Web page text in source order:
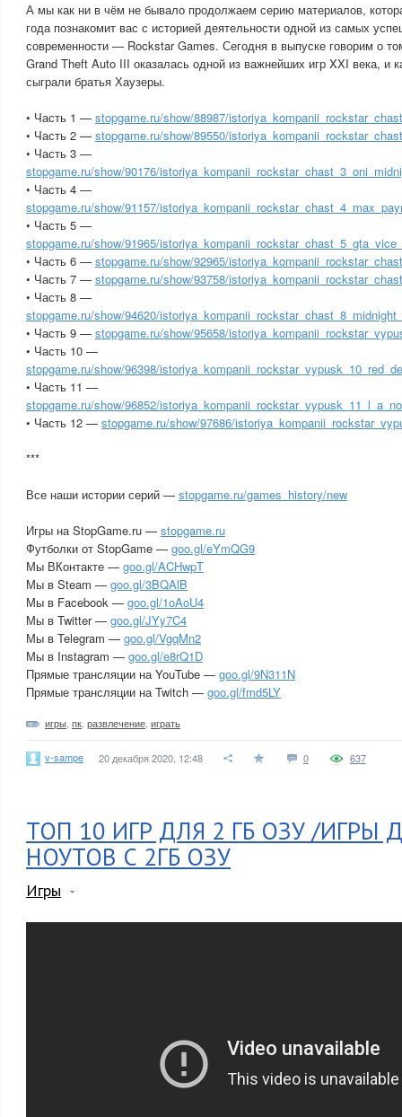
А мы как ни в чём не бывало продолжаем серию материалов,
года познакомит вас с историей деятельности одной из самых
современности — Rockstar Games. Сегодня в выпуске говорим о
Grand Theft Auto III оказалась одной из важнейших игр XXI века, и
сыграли братья Хаузеры.
• Часть 1 — stopgame.ru/show/88987/
• Часть 2 — stopgame.ru/show/89550/
• Часть 3 —
stopgame.ru/show/90176/
• Часть 4 —
stopgame.ru/show/91157/
• Часть 5 —
stopgame.ru/show/91965/
• Часть 6 — stopgame.ru/show/92965/
• Часть 7 — stopgame.ru/show/93758/
• Часть 8 —
stopgame.ru/show/94620/
• Часть 9 — stopgame.ru/show/95658/
• Часть 10 —
stopgame.ru/show/96398/
• Часть 11 —
stopgame.ru/show/96852/
• Часть 12 — stopgame.ru/show/97686/
***
Все наши истории серий — stopgame.ru/games_history/new
Игры на StopGame.ru — stopgame.ru
Футболки от StopGame — goo.gl/eYmQG9
Мы ВКонтакте — goo.gl/ACHwpT
Мы в Steam — goo.gl/3BQAlB
Мы в Facebook — goo.gl/1oAoU4
Мы в Twitter — goo.gl/JYy7C4
Мы в Telegram — goo.gl/VgqMn2
Мы в Instagram — goo.gl/e8rQ1D
Прямые трансляции на YouTube — goo.gl/9N311N
Прямые трансляции на Twitch — goo.gl/fmd5LY
игры пк развлечение играть
v-sampe 20 декабря 2020, 12:48 0 637
ТОП 10 ИГР ДЛЯ 2 ГБ ОЗУ /ИГРЫ
НОУТОВ С 2ГБ ОЗУ
Игры